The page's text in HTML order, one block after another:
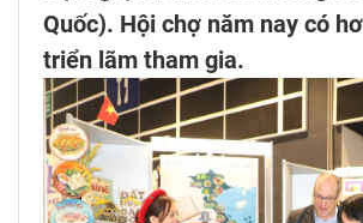
Quốc). Hội chợ năm nay có
triển lãm tham gia.